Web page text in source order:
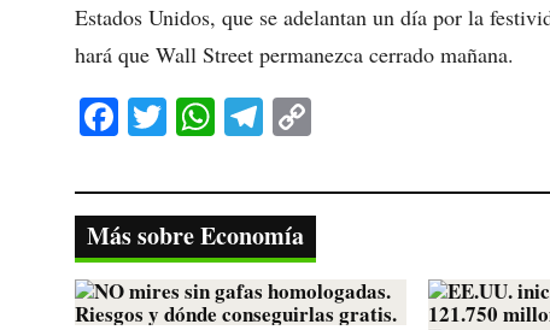
Estados Unidos, que se adelantan un día por la
hará que Wall Street permanezca cerrado mañana.
Fa
bo
ok
T
tte
r
W
ts
A
pp
Te
gr
a
m
y
Li
nk
Más sobre Economía